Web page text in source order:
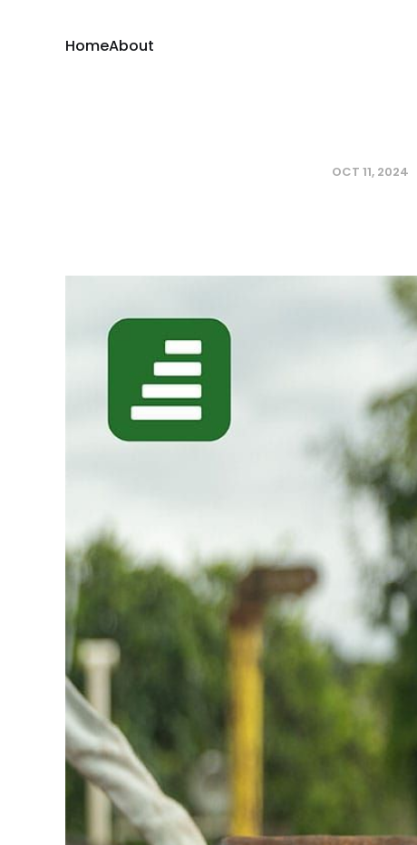
HomeAbout
OCT 11, 2024